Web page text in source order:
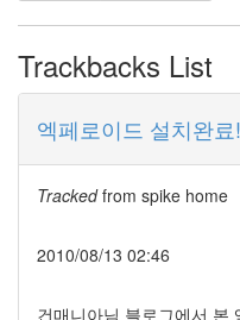
Trackbacks List
엑페로이드 설치완료
Trackedfrom spike home
2010/08/13 02:46
건매니아님 블로그에서 본
Find!